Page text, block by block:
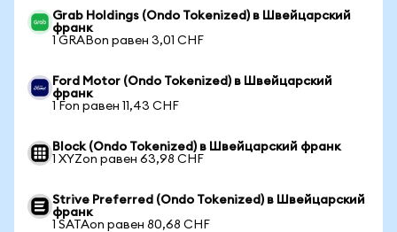
Grab Holdings (Ondo Tokenized) в Швейцарский
франк
1 GRABon равен 3,01 CHF
Ford Motor (Ondo Tokenized) в Швейцарский
франк
1 Fon равен 11,43 CHF
Block (Ondo Tokenized) в Швейцарский франк
1 XYZon равен 63,98 CHF
Strive Preferred (Ondo Tokenized) в Швейцарский
франк
1 SATAon равен 80,68 CHF